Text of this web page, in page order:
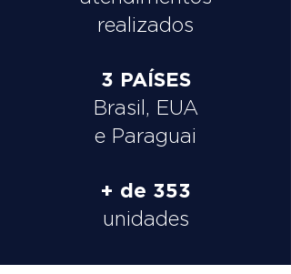
realizados
3 PAÍSES
Brasil, EUA
e Paraguai
+ de 353
unidades